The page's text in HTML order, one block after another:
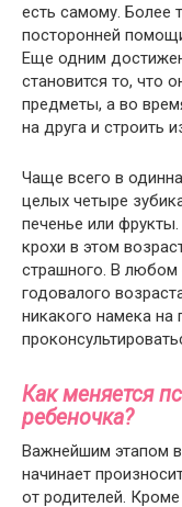
есть самому. Более
посторонней
Еще одним
становится то, что
предметы, а во
на друга и строить
Чаще всего в
целых четыре
печенье или
крохи в этом
страшного. В любом
годовалого
никакого намека на
Как меняется
ребеночка?
Важнейшим этапом
начинает
от родителей.